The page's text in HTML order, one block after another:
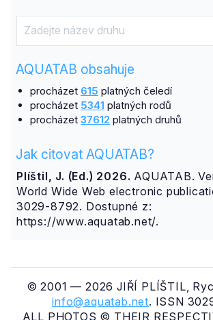
AQUATAB obsahuje
procházet 615 platných čeledí
procházet 5341 platných rodů
procházet 37612 platných druhů
Jak citovat AQUATAB?
Plíštil, J. (Ed.) 2026. AQUATAB.
World Wide Web electronic
3029-8792. Dostupné z:
https://www.aquatab.net/.
© 2001 — 2026 JIŘÍ PLÍŠTIL,
info@aquatab.net. ISSN
ALL PHOTOS © THEIR